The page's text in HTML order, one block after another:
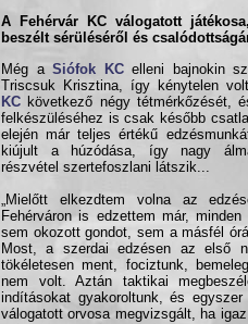
A Fehérvár KC válogatott
beszélt sérüléséről és
Még aSiófok KCelleni bajnokin
Triscsuk Krisztina, így kénytelen
KC következő négy tétmérkőzését,
felkészüléséhez is csak később
elején már teljes értékű
kiújult a húzódása, így nagy
részvétel szertefoszlani látszik...
„Mielőtt elkezdtem volna az
Fehérváron is edzettem már,
sem okozott gondot, sem a másfél
Most, a szerdai edzésen az első
tökéletesen ment, fociztunk,
nem volt. Aztán taktikai
indításokat gyakoroltunk, és
válogatott orvosa megvizsgált, ha